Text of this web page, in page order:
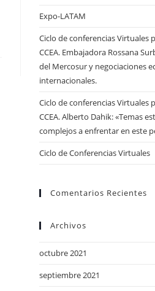
Expo-LATAM
Ciclo de conferencias Virtuales
CCEA. Embajadora Rossana
del Mercosur y negociaciones
internacionales.
Ciclo de conferencias Virtuales
CCEA. Alberto Dahik: «Temas
complejos a enfrentar en este
Ciclo de Conferencias Virtuales
Comentarios Recientes
Archivos
octubre 2021
septiembre 2021